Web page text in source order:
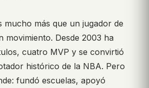
mucho más que un jugador de
movimiento. Desde 2003 ha
cuatro MVP y se convirtió
histórico de la NBA. Pero
fundó escuelas, apoyó